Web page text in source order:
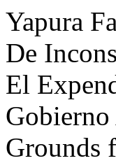
Yapura
De
El
Grounds